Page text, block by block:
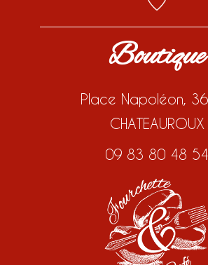
Boutique
Place Napoléon,
CHATEAUROUX
09 83 80 48 54